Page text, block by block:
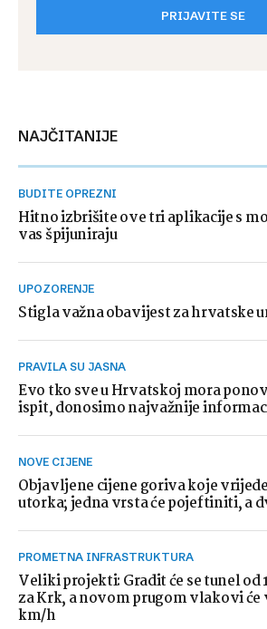
PRIJAVITE SE
NAJČITANIJE
BUDITE OPREZNI
Hitno izbrišite ove tri aplikacije s
vas špijuniraju
UPOZORENJE
Stigla važna obavijest za hrvatske
PRAVILA SU JASNA
Evo tko sve u Hrvatskoj mora
ispit, donosimo najvažnije
NOVE CIJENE
Objavljene cijene goriva koje
utorka; jedna vrsta će pojeftiniti, a
PROMETNA INFRASTRUKTURA
Veliki projekti: Gradit će se tunel od
za Krk, a novom prugom vlakovi će
km/h